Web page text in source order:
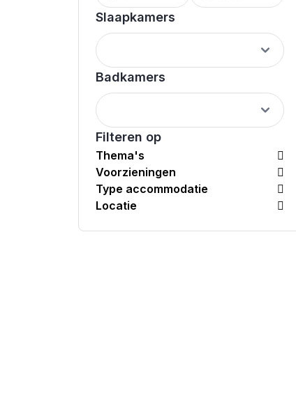
Slaapkamers
Badkamers
Filteren op
Thema's
Voorzieningen
Type accommodatie
Locatie